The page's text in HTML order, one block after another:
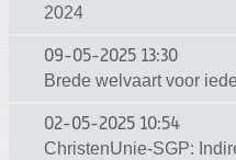
2024
09-05-2025 13:30
Brede welvaart voor
02-05-2025 10:54
ChristenUnie-SGP: